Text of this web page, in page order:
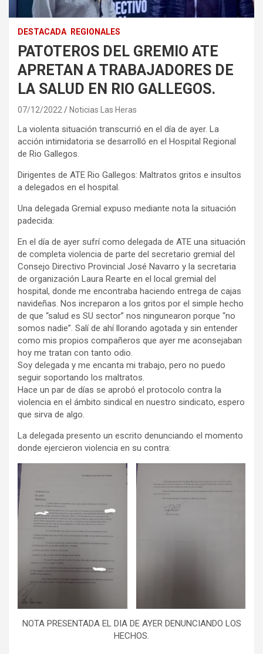
DESTACADA REGIONALES
PATOTEROS DEL GREMIO ATE
APRETAN A TRABAJADORES DE
LA SALUD EN RIO GALLEGOS.
07/12/2022 Noticias Las Heras
La violenta situación transcurrió en el día de ayer. La
acción intimidatoria se desarrolló en el Hospital Regional
de Rio Gallegos.
Dirigentes de ATE Rio Gallegos: Maltratos gritos e insultos
a delegados en el hospital.
Una delegada Gremial expuso mediante nota la situación
padecida:
En el día de ayer sufrí como delegada de ATE una situación
de completa violencia de parte del secretario gremial del
Consejo Directivo Provincial José Navarro y la secretaria
de organización Laura Rearte en el local gremial del
hospital, donde me encontraba haciendo entrega de cajas
navideñas. Nos increparon a los gritos por el simple hecho
de que “salud es SU sector” nos ningunearon porque “no
somos nadie”. Salí de ahí llorando agotada y sin entender
como mis propios compañeros que ayer me aconsejaban
hoy me tratan con tanto odio.
Soy delegada y me encanta mi trabajo, pero no puedo
seguir soportando los maltratos.
Hace un par de días se aprobó el protocolo contra la
violencia en el ámbito sindical en nuestro sindicato, espero
que sirva de algo.
La delegada presento un escrito denunciando el momento
donde ejercieron violencia en su contra:
NOTA PRESENTADA EL DIA DE AYER DENUNCIANDO LOS
HECHOS.